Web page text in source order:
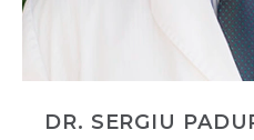
DR. SERGIU